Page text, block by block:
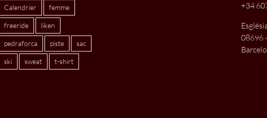
Calendrier femme
freeride liken
pedraforca piste sac
ski sweat t-shirt
+34
08696